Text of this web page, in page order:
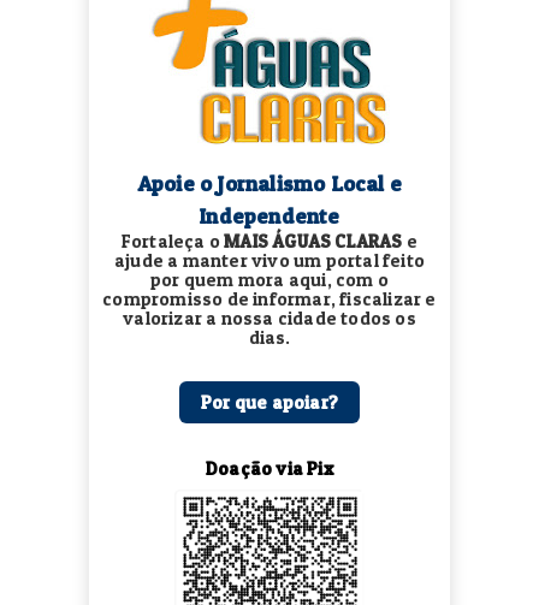
Apoie o Jornalismo Local e
Independente
Fortaleça oMAIS ÁGUAS CLARAS e
ajude a manter vivo um portal feito
por quem mora aqui, com o
compromisso de informar, fiscalizar e
valorizar a nossa cidade todos os
dias.
Por que apoiar?
Doação via Pix